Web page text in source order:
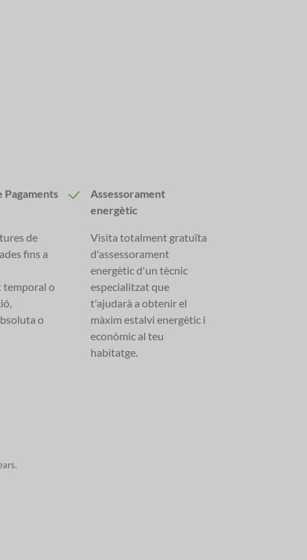
Pagaments
de
fins a
temporal o
o
Assessorament
energètic
Visita totalment gratuïta
d'assessorament
energètic d'un tècnic
especialitzat que
t'ajudarà a obtenir el
màxim estalvi energètic i
econòmic al teu
habitatge.